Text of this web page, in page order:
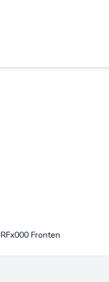
RFx000 Fronten